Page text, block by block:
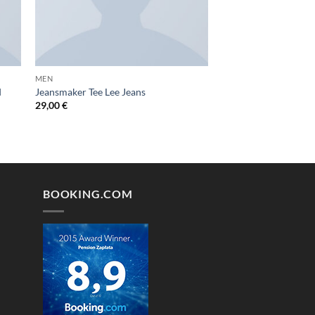
MEN
Jeansmaker Tee Lee Jeans
29,00€
BOOKING.COM